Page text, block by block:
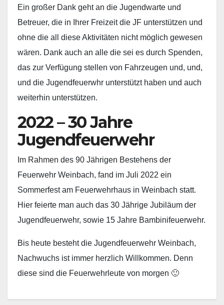
Ein großer Dank geht an die Jugendwarte und
Betreuer, die in Ihrer Freizeit die JF unterstützen und
ohne die all diese Aktivitäten nicht möglich gewesen
wären. Dank auch an alle die sei es durch Spenden,
das zur Verfügung stellen von Fahrzeugen und, und,
und die Jugendfeuerwhr unterstützt haben und auch
weiterhin unterstützen.
2022 – 30 Jahre
Jugendfeuerwehr
Im Rahmen des 90 Jährigen Bestehens der
Feuerwehr Weinbach, fand im Juli 2022 ein
Sommerfest am Feuerwehrhaus in Weinbach statt.
Hier feierte man auch das 30 Jährige Jubiläum der
Jugendfeuerwehr, sowie 15 Jahre Bambinifeuerwehr.
Bis heute besteht die Jugendfeuerwehr Weinbach,
Nachwuchs ist immer herzlich Willkommen. Denn
diese sind die Feuerwehrleute von morgen 🙂